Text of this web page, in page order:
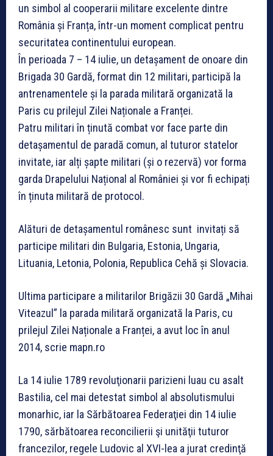
un simbol al cooperarii militare excelente dintre
România și Franța, într-un moment complicat pentru
securitatea continentului european.
În perioada 7 – 14 iulie, un detașament de onoare din
Brigada 30 Gardă, format din 12 militari, participă la
antrenamentele și la parada militară organizată la
Paris cu prilejul Zilei Naționale a Franței.
Patru militari în ținută combat vor face parte din
detașamentul de paradă comun, al tuturor statelor
invitate, iar alți șapte militari (și o rezervă) vor forma
garda Drapelului Național al României și vor fi echipați
în ținuta militară de protocol.
Alături de detașamentul românesc sunt invitați să
participe militari din Bulgaria, Estonia, Ungaria,
Lituania, Letonia, Polonia, Republica Cehă și Slovacia.
Ultima participare a militarilor Brigăzii 30 Gardă „Mihai
Viteazul” la parada militară organizată la Paris, cu
prilejul Zilei Naționale a Franței, a avut loc în anul
2014, scrie mapn.ro
La 14 iulie 1789 revoluţionarii parizieni luau cu asalt
Bastilia, cel mai detestat simbol al absolutismului
monarhic, iar la Sărbătoarea Federaţiei din 14 iulie
1790, sărbătoarea reconcilierii şi unităţii tuturor
francezilor, regele Ludovic al XVI-lea a jurat credinţă